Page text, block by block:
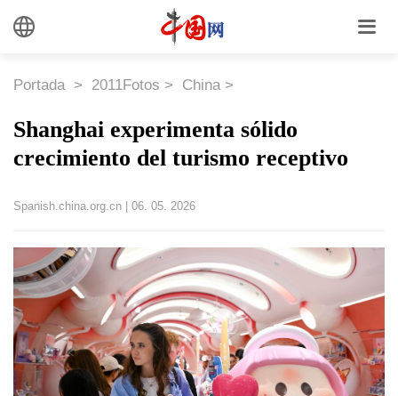
Portada > 2011Fotos > China >
Shanghai experimenta sólido
crecimiento del turismo receptivo
Spanish.china.org.cn 06. 05. 2026